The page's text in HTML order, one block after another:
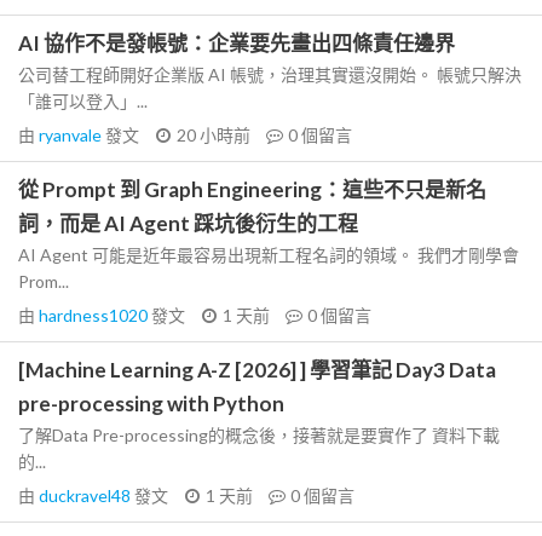
AI 協作不是發帳號：企業要先畫出四條責任邊界
公司替工程師開好企業版 AI 帳號，治理其實還沒開始。 帳號只解決
「誰可以登入」...
由 ryanvale發文 20 小時前 0個留言
從 Prompt 到 Graph Engineering：這些不只是新名
詞，而是 AI Agent 踩坑後衍生的工程
AI Agent 可能是近年最容易出現新工程名詞的領域。 我們才剛學會
Prom...
由 hardness1020發文 1 天前 0個留言
[Machine Learning A-Z [2026] ] 學習筆記 Day3 Data
pre-processing with Python
了解Data Pre-processing的概念後，接著就是要實作了 資料下載
的...
由 duckravel48 發文 1 天前 0個留言